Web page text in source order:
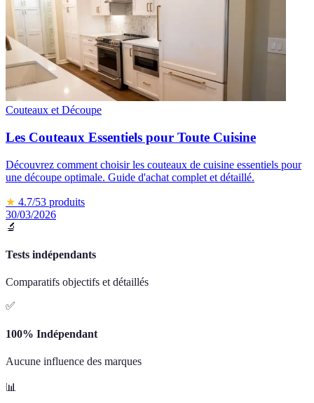
Couteaux et Découpe
Les Couteaux Essentiels pour Toute Cuisine
Découvrez comment choisir les couteaux de cuisine essentiels pour
une découpe optimale. Guide d'achat complet et détaillé.
★ 4.7/53 produits
30/03/2026
🔬
Tests indépendants
Comparatifs objectifs et détaillés
✅
100% Indépendant
Aucune influence des marques
📊